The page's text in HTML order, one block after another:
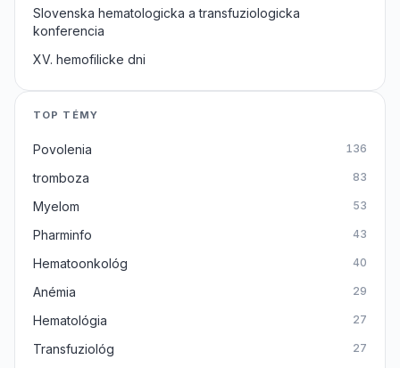
Slovenska hematologicka a transfuziologicka
konferencia
XV. hemofilicke dni
TOP TÉMY
Povolenia 136
tromboza 83
Myelom 53
Pharminfo 43
Hematoonkológ 40
Anémia 29
Hematológia 27
Transfuziológ 27